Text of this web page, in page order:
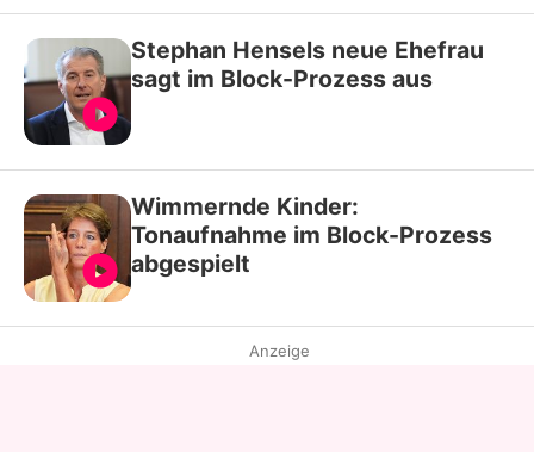
Stephan Hensels neue Ehefrau
sagt im Block-Prozess aus
Wimmernde Kinder:
Tonaufnahme im Block-Prozess
abgespielt
Anzeige